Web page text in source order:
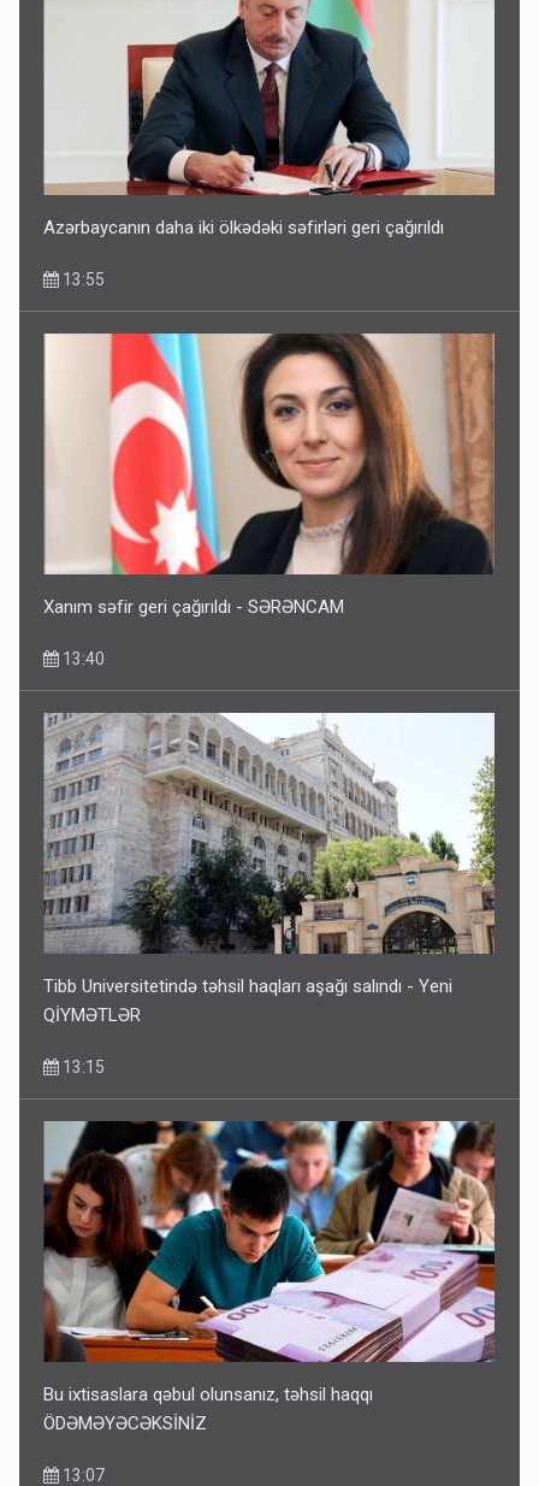
Azərbaycanın daha iki ölkədəki səfirləri geri çağırıldı
13:55
Xanım səfir geri çağırıldı - SƏRƏNCAM
13:40
Tibb Universitetində təhsil haqları aşağı salındı - Yeni
QİYMƏTLƏR
13:15
Bu ixtisaslara qəbul olunsanız, təhsil haqqı
ÖDƏMƏYƏCƏKSİNİZ
13:07